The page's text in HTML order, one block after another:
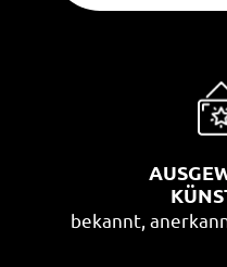
bekannt,